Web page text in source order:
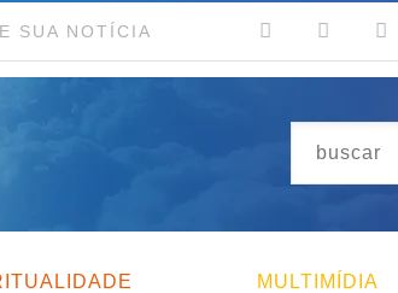
SUA NOTÍCIA
MULTIMÍDIA